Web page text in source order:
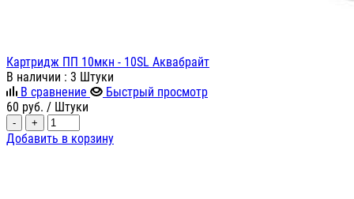
Картридж ПП 10мкн - 10SL Аквабрайт
В наличии : 3 Штуки
В сравнение
Быстрый просмотр
60 руб. / Штуки
- +
Добавить в корзину